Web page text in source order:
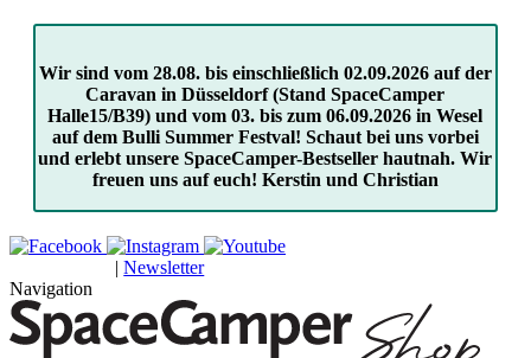
Wir sind vom 28.08. bis einschließlich 02.09.2026 auf der
Caravan in Düsseldorf (Stand SpaceCamper
Halle15/B39) und vom 03. bis zum 06.09.2026 in Wesel
auf dem Bulli Summer Festval! Schaut bei uns vorbei
und erlebt unsere SpaceCamper-Bestseller hautnah. Wir
freuen uns auf euch! Kerstin und Christian
| Newsletter
Navigation